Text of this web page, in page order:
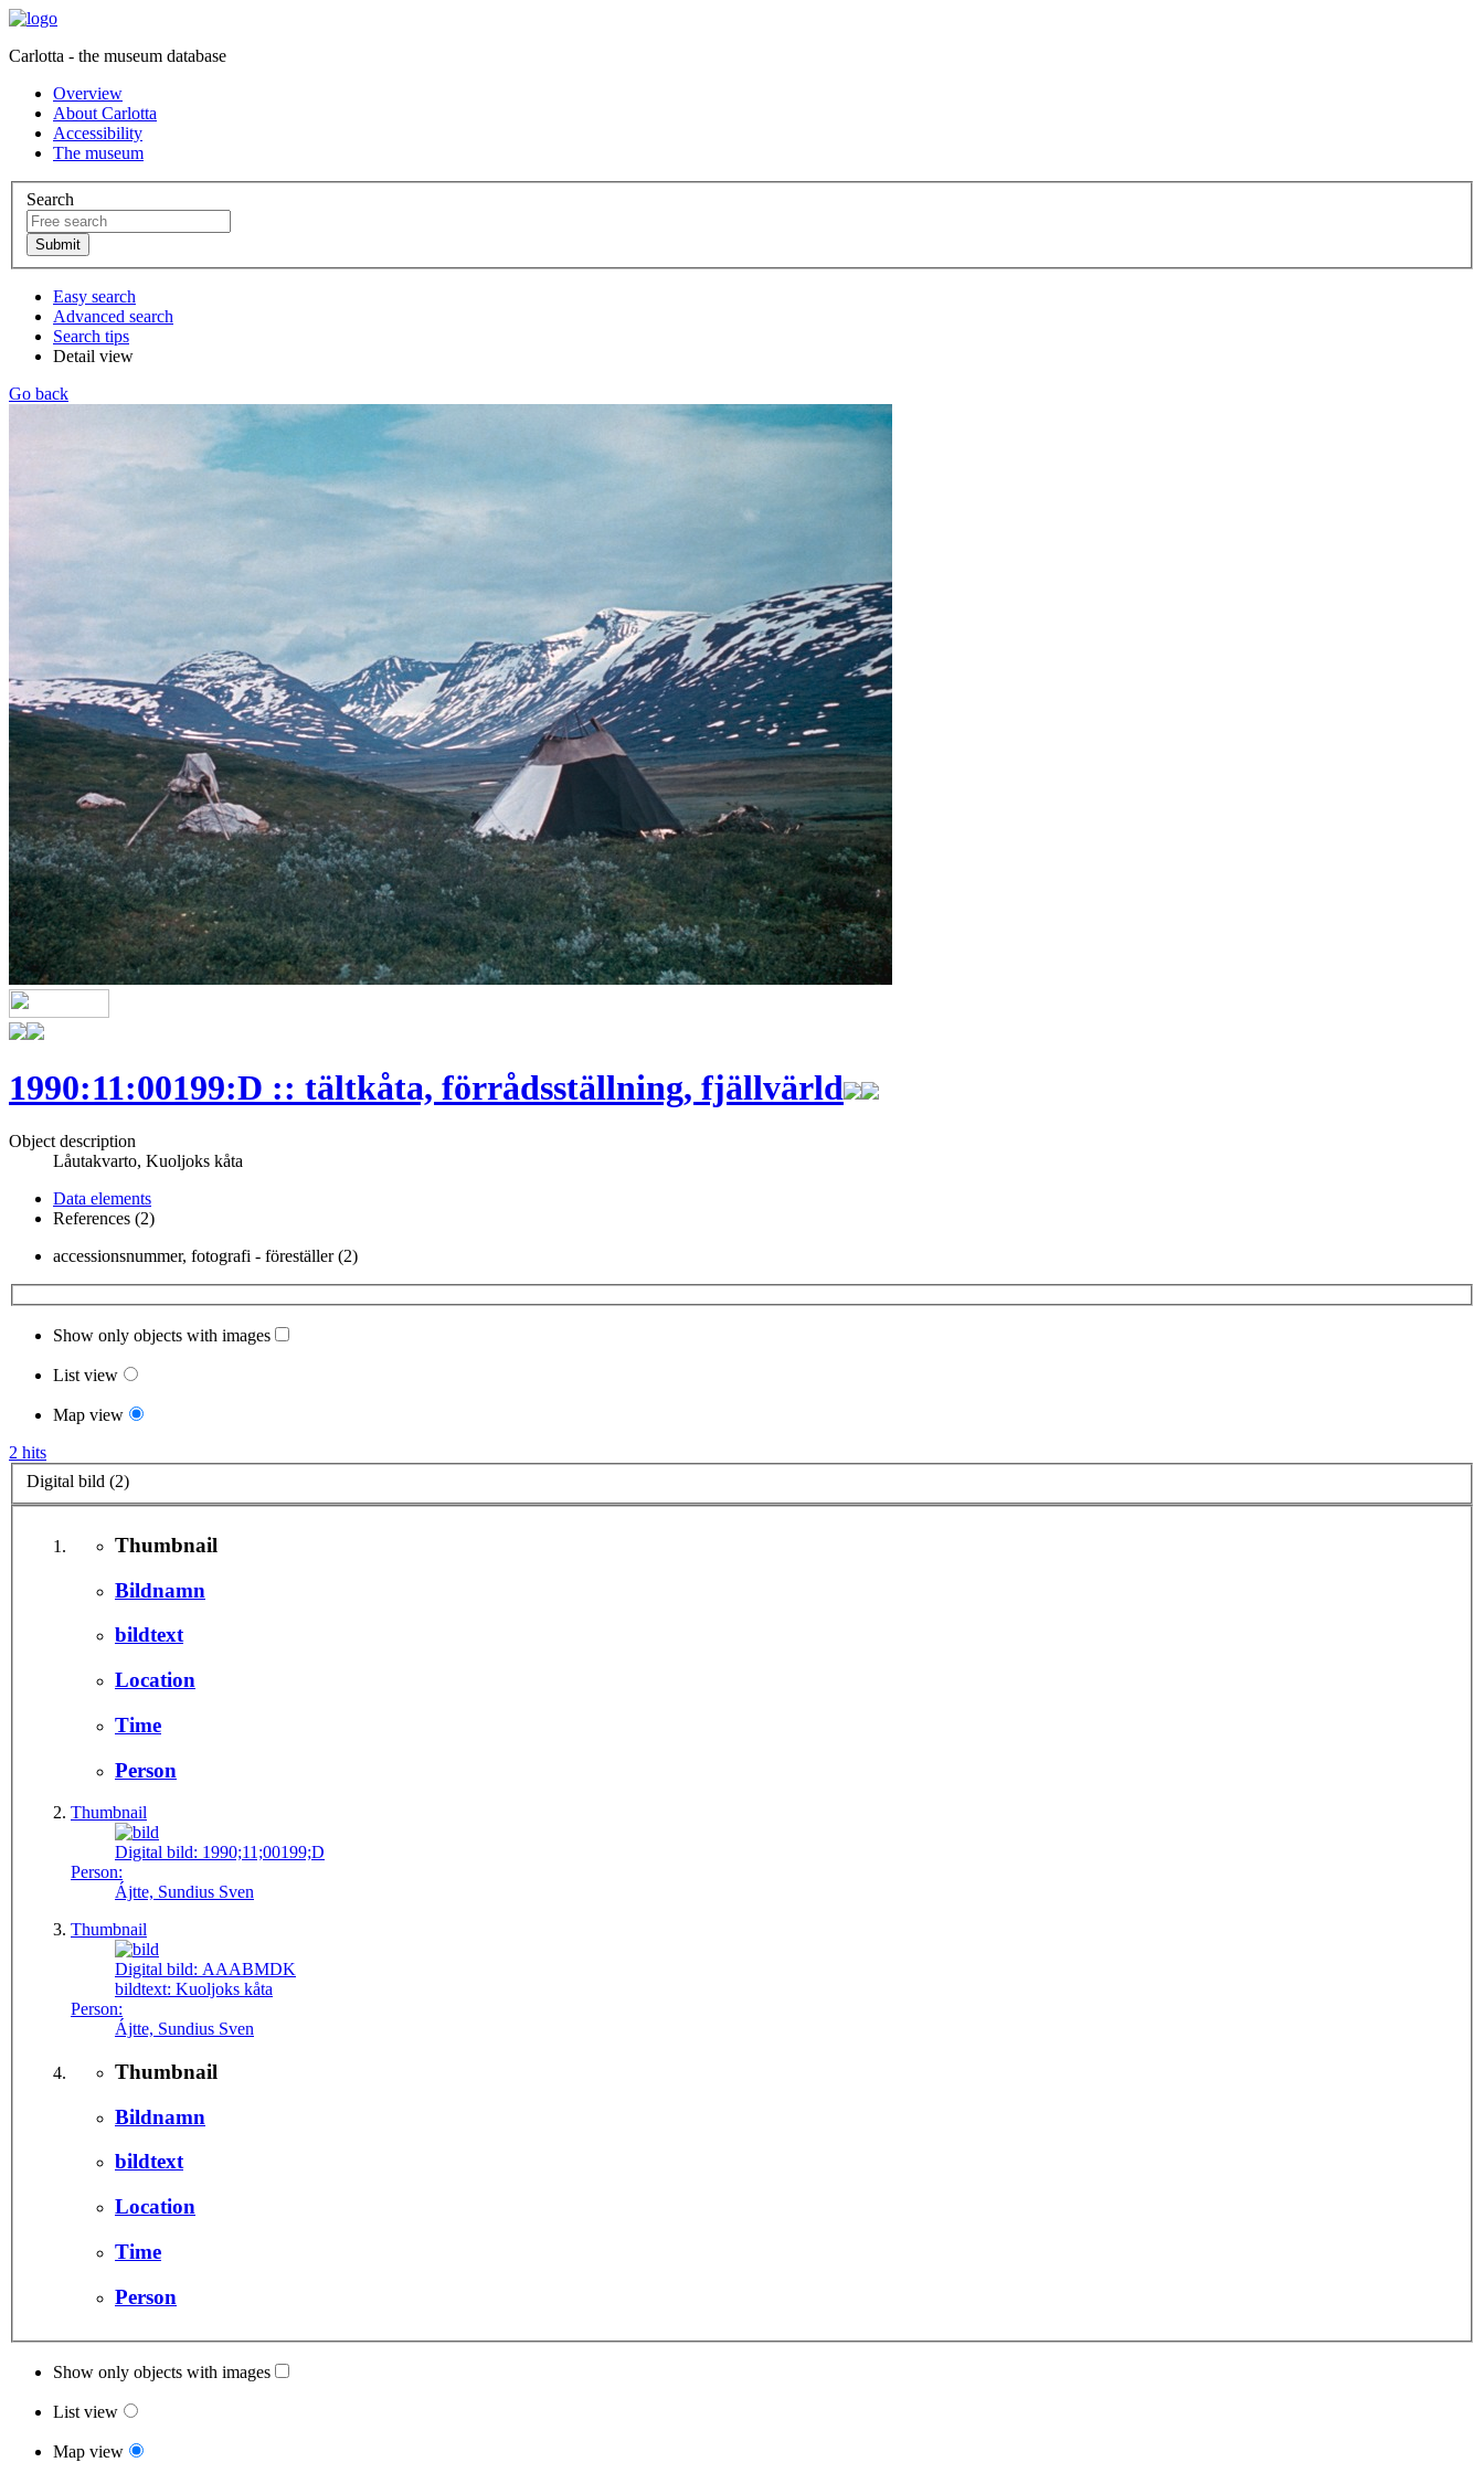
Carlotta - the museum database
Overview
About Carlotta
Accessibility
The museum
Search
Easy search
Advanced search
Search tips
Detail view
Go back
1990:11:00199:D :: tältkåta, förrådsställning, fjällvärld
Object description
Låutakvarto, Kuoljoks kåta
Data elements
References (2)
accessionsnummer, fotografi - föreställer (2)
Show only objects with images
List view
Map view
2 hits
Digital bild (2)
Thumbnail
Bildnamn
bildtext
Location
Time
Person
Thumbnail
Digital bild: 1990;11;00199;D
Person:
Ájtte, Sundius Sven
Thumbnail
Digital bild: AAABMDK
bildtext: Kuoljoks kåta
Person:
Ájtte, Sundius Sven
Thumbnail
Bildnamn
bildtext
Location
Time
Person
Show only objects with images
List view
Map view